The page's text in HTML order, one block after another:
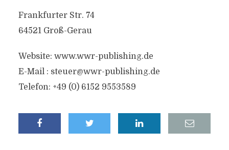
Frankfurter Str. 74
64521 Groß-Gerau
Website: www.wwr-publishing.de
E-Mail : steuer@wwr-publishing.de
Telefon: +49 (0) 6152 9553589